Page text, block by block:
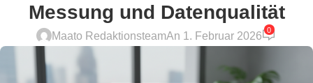
Messung und Datenqualität
Maato RedaktionsteamAn 1. Februar 2026
0